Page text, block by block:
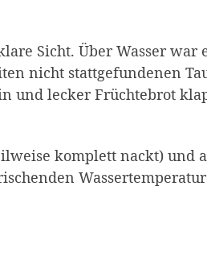
Sicht. Über Wasser war
nicht stattgefundenen
und lecker Früchtebrot
komplett nackt) und